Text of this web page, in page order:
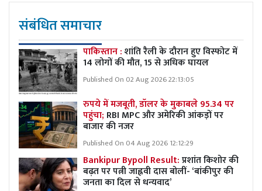
संबंधित समाचार
पाकिस्तान :शांति रैली के दौरान हुए विस्फोट में
14 लोगों की मौत, 15 से अधिक घायल
Published On 02 Aug 2026 22:13:05
रुपये में मजबूती, डॉलर के मुकाबले 95.34 पर
पहुंचा; RBI MPC और अमेरिकी आंकड़ों पर
बाजार की नजर
Published On 04 Aug 2026 12:12:29
Bankipur Bypoll Result:प्रशांत किशोर की
बढ़त पर पत्नी जाह्नवी दास बोलीं- ‘बांकीपुर की
जनता का दिल से धन्यवाद’